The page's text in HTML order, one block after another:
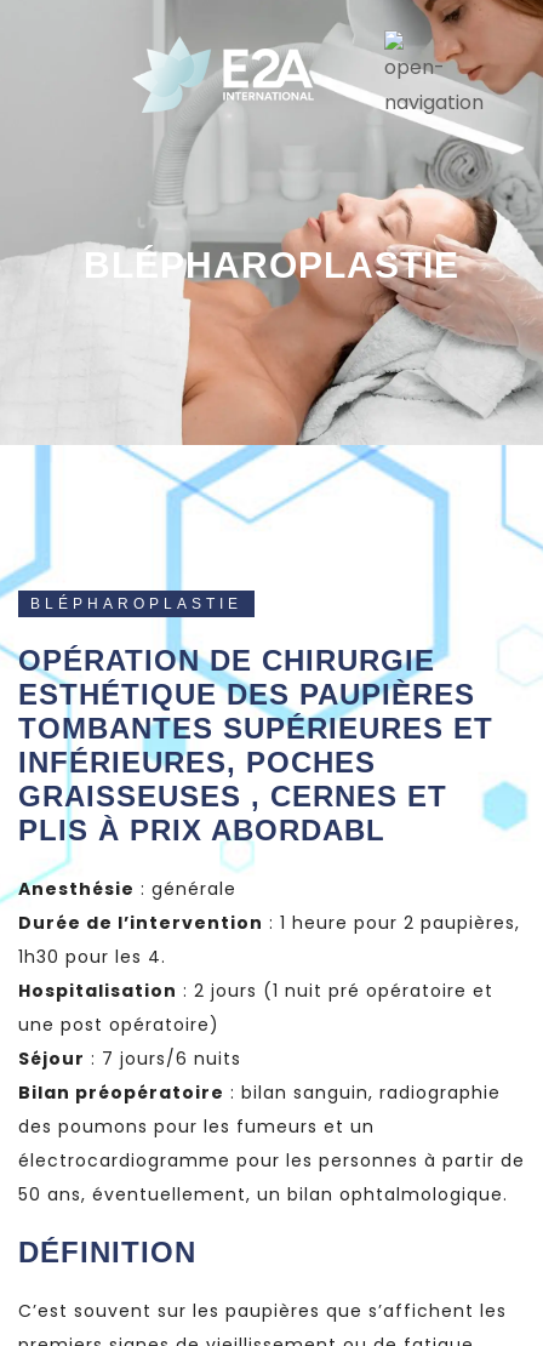
BLÉPHAROPLASTIE
BLÉPHAROPLASTIE
OPÉRATION DE CHIRURGIE
ESTHÉTIQUE DES PAUPIÈRES
TOMBANTES SUPÉRIEURES ET
INFÉRIEURES, POCHES
GRAISSEUSES , CERNES ET
PLIS À PRIX ABORDABL
Anesthésie : générale
Durée de l’intervention : 1 heure pour 2 paupières,
1h30 pour les 4.
Hospitalisation : 2 jours (1 nuit pré opératoire et
une post opératoire)
Séjour : 7 jours/6 nuits
Bilan préopératoire : bilan sanguin, radiographie
des poumons pour les fumeurs et un
électrocardiogramme pour les personnes à partir de
50 ans, éventuellement, un bilan ophtalmologique.
DÉFINITION
C’est souvent sur les paupières que s’affichent les